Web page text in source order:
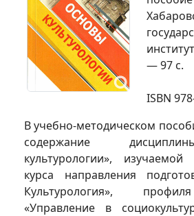
— 97 с.
ISBN
В учебно-методическом
содержание
культурологии»,
курса направления
Культурология»,
«Управление в